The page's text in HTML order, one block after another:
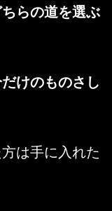
ちらの道を選ぶ
けのものさし
は手に入れた